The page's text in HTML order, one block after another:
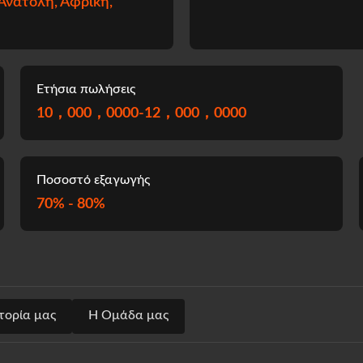
Ετήσια πωλήσεις
10，000，0000-12，000，0000
Ποσοστό εξαγωγής
70% - 80%
μας Η Ομάδα μας